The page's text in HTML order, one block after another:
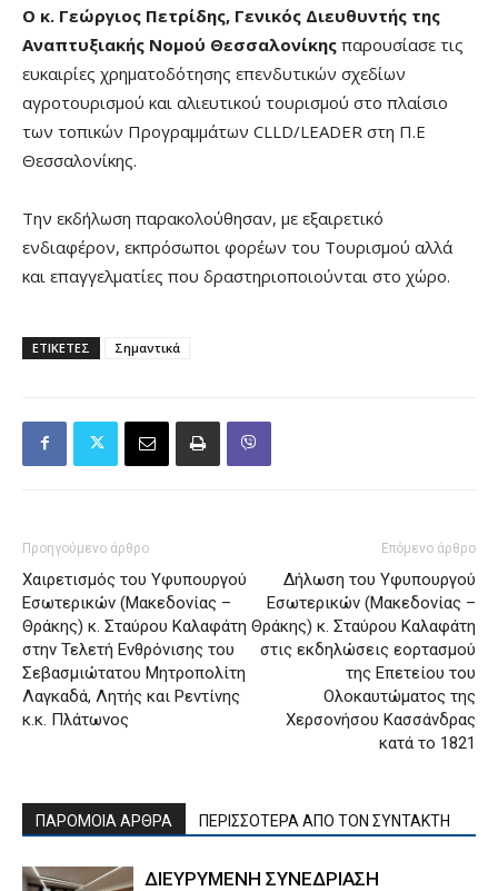
Ο κ. Γεώργιος Πετρίδης, Γενικός Διευθυντής της
Αναπτυξιακής Νομού Θεσσαλονίκης παρουσίασε τις
ευκαιρίες χρηματοδότησης επενδυτικών σχεδίων
αγροτουρισμού και αλιευτικού τουρισμού στο πλαίσιο
των τοπικών Προγραμμάτων CLLD/LEADER στη Π.Ε
Θεσσαλονίκης.
Την εκδήλωση παρακολούθησαν, με εξαιρετικό
ενδιαφέρον, εκπρόσωποι φορέων του Τουρισμού αλλά
και επαγγελματίες που δραστηριοποιούνται στο χώρο.
ΕΤΙΚΕΤΕΣ Σημαντικά
Προηγούμενο άρθρο
Χαιρετισμός του Υφυπουργού
Εσωτερικών (Μακεδονίας –
Θράκης) κ. Σταύρου Καλαφάτη
στην Τελετή Ενθρόνισης του
Σεβασμιώτατου Μητροπολίτη
Λαγκαδά, Λητής και Ρεντίνης
κ.κ. Πλάτωνος
Επόμενο άρθρο
Δήλωση του Υφυπουργού
Εσωτερικών (Μακεδονίας –
Θράκης) κ. Σταύρου Καλαφάτη
στις εκδηλώσεις εορτασμού
της Επετείου του
Ολοκαυτώματος της
Χερσονήσου Κασσάνδρας
κατά το 1821
ΠΑΡΟΜΟΙΑ ΑΡΘΡΑ ΠΕΡΙΣΣΟΤΕΡΑ ΑΠΟ ΤΟΝ ΣΥΝΤΑΚΤΗ
ΔΙΕΥΡΥΜΕΝΗ ΣΥΝΕΔΡΙΑΣΗ